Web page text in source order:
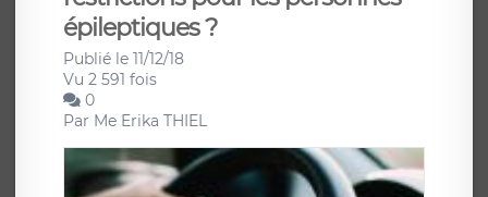
épileptiques ?
Publié le 11/12/18
Vu 2 591 fois
0
Par Me Erika THIEL